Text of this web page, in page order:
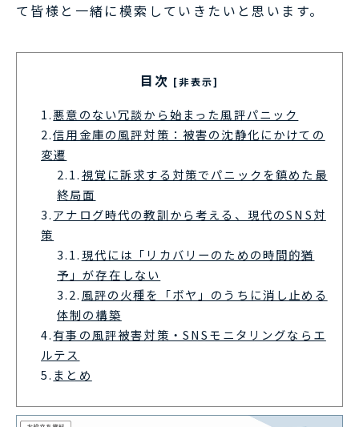
て皆様と一緒に模索していきたいと思います。
目次 [非表示]
1.悪意のない冗談から始まった風評パニック
2.信用金庫の風評対策：被害の沈静化にかけての
変遷
2.1.視覚に訴求する対策でパニックを鎮めた最
終局面
3.アナログ時代の教訓から考える、現代のSNS対
策
3.1.現代には「リカバリーのための時間的猶
予」が存在しない
3.2.風評の火種を「ボヤ」のうちに消し止める
体制の構築
4.有事の風評被害対策・SNSモニタリングならエ
ルテス
5. まとめ